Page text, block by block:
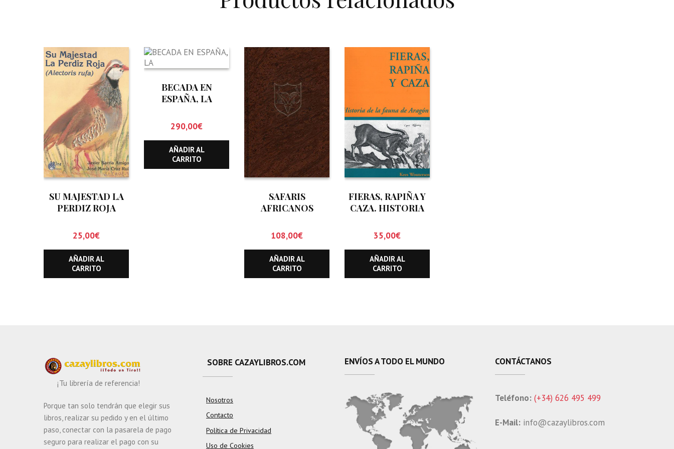
SU MAJESTAD LA
PERDIZ ROJA
25,00€
AÑADIR AL
CARRITO
BECADA EN
ESPAÑA, LA
290,00€
AÑADIR AL
CARRITO
SAFARIS
AFRICANOS
108,00€
AÑADIR AL
CARRITO
FIERAS, RAPIÑA Y
CAZA. HISTORIA
ARAGON
35,00€
AÑADIR AL
CARRITO
¡Tu librería de referencia!
Porque tan solo tendrán que elegir sus
libros, realizar su pedido y en el último
paso, conectar con la pasarela de pago
seguro para realizar el pago con su
SOBRE CAZAYLIBROS.COM
Nosotros
Contacto
Política de Privacidad
Uso de Cookies
ENVÍOS A TODO EL MUNDO CONTÁCTANOS
Teléfono: (+34) 626 495 499
E-Mail: info@cazaylibros.com